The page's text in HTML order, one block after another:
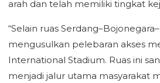
arah dan telah memiliki tingkat
“Selain ruas
mengusulkan pelebaran akses
International Stadium. Ruas ini
menjadi jalur utama masyarakat